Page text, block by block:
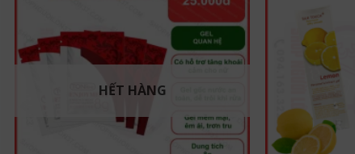
HẾT HÀNG